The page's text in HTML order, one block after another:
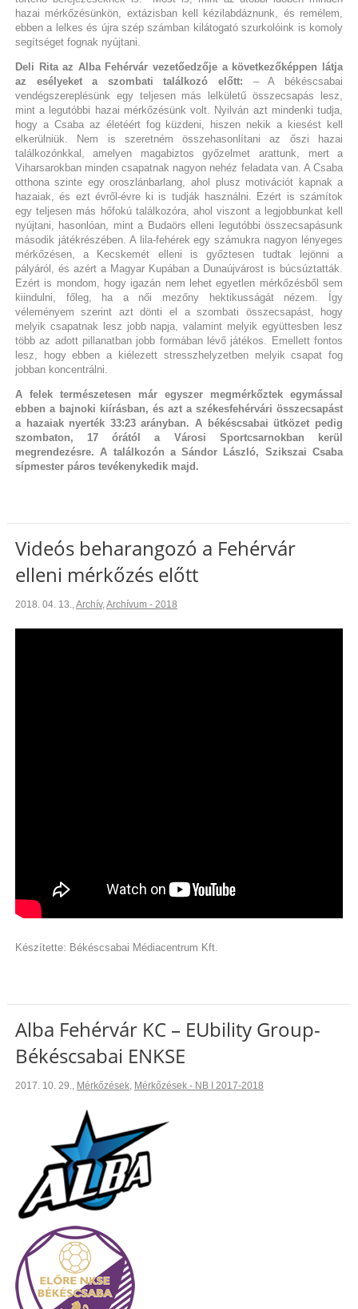
hazai mérkőzésünkön, extázisban kell kézilabdáznunk, és remélem,
ebben a lelkes és újra szép számban kilátogató szurkolóink is komoly
segítséget fognak nyújtani.
Deli Rita az Alba Fehérvár vezetőedzője a következőképpen látja
az esélyeket a szombati találkozó előtt: – A békéscsabai
vendégszereplésünk egy teljesen más lelkületű összecsapás lesz,
mint a legutóbbi hazai mérkőzésünk volt. Nyilván azt mindenki tudja,
hogy a Csaba az életéért fog küzdeni, hiszen nekik a kiesést kell
elkerülniük. Nem is szeretném összehasonlítani az őszi hazai
találkozónkkal, amelyen magabiztos győzelmet arattunk, mert a
Viharsarokban minden csapatnak nagyon nehéz feladata van. A Csaba
otthona szinte egy oroszlánbarlang, ahol plusz motivációt kapnak a
hazaiak, és ezt évről-évre ki is tudják használni. Ezért is számítok
egy teljesen más hőfokú találkozóra, ahol viszont a legjobbunkat kell
nyújtani, hasonlóan, mint a Budaörs elleni legutóbbi összecsapásunk
második játékrészében. A lila-fehérek egy számukra nagyon lényeges
mérkőzésen, a Kecskemét elleni is győztesen tudtak lejönni a
pályáról, és azért a Magyar Kupában a Dunaújvárost is búcsúztatták.
Ezért is mondom, hogy igazán nem lehet egyetlen mérkőzésből sem
kiindulni, főleg, ha a női mezőny hektikusságát nézem. Így
véleményem szerint azt dönti el a szombati összecsapást, hogy
melyik csapatnak lesz jobb napja, valamint melyik együttesben lesz
több az adott pillanatban jobb formában lévő játékos. Emellett fontos
lesz, hogy ebben a kiélezett stresszhelyzetben melyik csapat fog
jobban koncentrálni.
A felek természetesen már egyszer megmérkőztek egymással
ebben a bajnoki kiírásban, és azt a székesfehérvári összecsapást
a hazaiak nyerték 33:23 arányban. A békéscsabai ütközet pedig
szombaton, 17 órától a Városi Sportcsarnokban kerül
megrendezésre. A találkozón a Sándor László, Szikszai Csaba
sípmester páros tevékenykedik majd.
Videós beharangozó a Fehérvár
elleni mérkőzés előtt
2018. 04. 13.,Archív,Archívum - 2018
Készítette: Békéscsabai Médiacentrum Kft.
Alba Fehérvár KC – EUbility Group-
Békéscsabai ENKSE
2017. 10. 29., Mérkőzések, Mérkőzések - NB I 2017-2018